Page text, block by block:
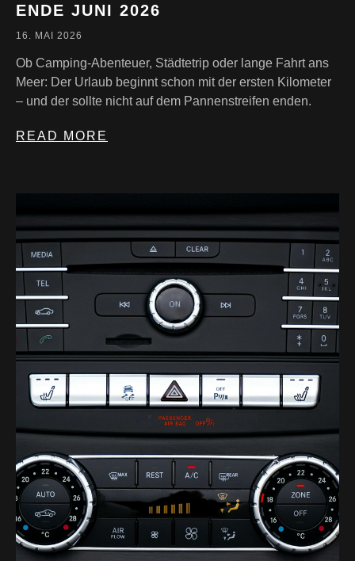
ENDE JUNI 2026
16. MAI 2026
Ob Camping-Abenteuer, Städtetrip oder lange Fahrt ans
Meer: Der Urlaub beginnt schon mit der ersten Kilometer
– und der sollte nicht auf dem Pannenstreifen enden.
READ MORE